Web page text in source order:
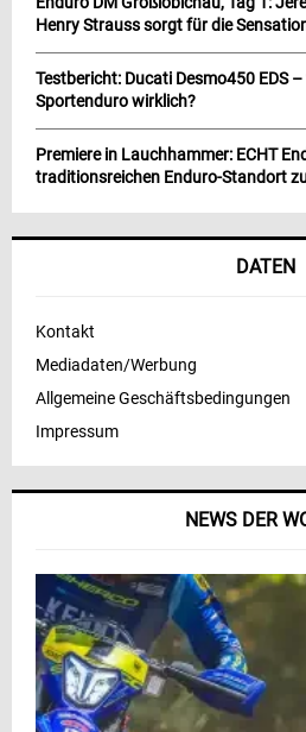
NEWS DER
Henry Strauss sorgt für die
Testbericht: Ducati Desmo450 EDS
Sportenduro wirklich?
Premiere in Lauchhammer: ECHT
traditionsreichen Enduro-Standort
DATEN
Kontakt
Mediadaten/Werbung
Allgemeine Geschäftsbedingungen
Impressum